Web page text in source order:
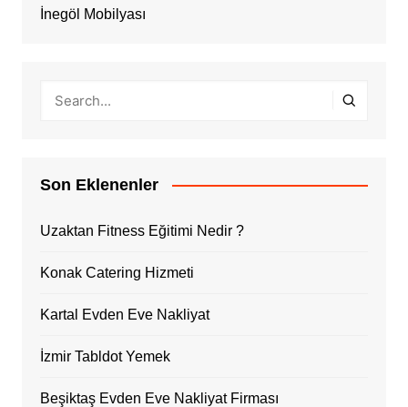
İnegöl Mobilyası
Son Eklenenler
Uzaktan Fitness Eğitimi Nedir ?
Konak Catering Hizmeti
Kartal Evden Eve Nakliyat
İzmir Tabldot Yemek
Beşiktaş Evden Eve Nakliyat Firması